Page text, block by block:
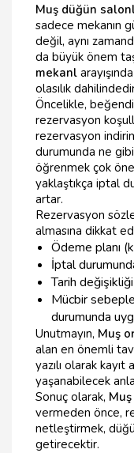
Muş düğün
sadece mekanın
değil, aynı
da büyük önem
mekanl
olasılık
Öncelikle,
rezervasyon
rezervasyon
durumunda ne
öğrenmek çok
yaklaştıkça iptal
artar.
Rezervasyon
almasına dikkat
Ödeme planı
İptal
Tarih
Mücbir
durumunda
Unutmayın, Muş
alan en önemli
yazılı olarak
yaşanabilecek
Sonuç olarak,
vermeden önce,
netleştirmek,
getirecektir.